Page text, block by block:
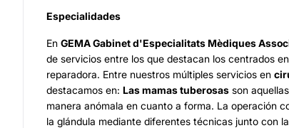
Especialidades
En GEMA Gabinet d'Especialitats Mèdiques
de servicios entre los que destacan los centrados
reparadora. Entre nuestros múltiples servicios en
destacamos en: Las mamas tuberosas son
manera anómala en cuanto a forma. La operación
la glándula mediante diferentes técnicas junto con